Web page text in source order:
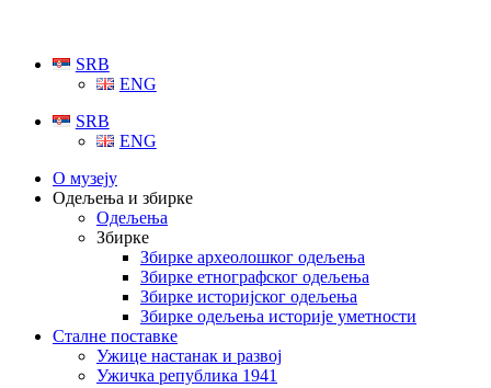
SRB
ENG
SRB
ENG
О музеју
Одељења и збирке
Одељења
Збирке
Збирке археолошког одељења
Збирке етнографског одељења
Збирке историјског одељења
Збирке одељења историје уметности
Сталне поставке
Ужице настанак и развој
Ужичка република 1941